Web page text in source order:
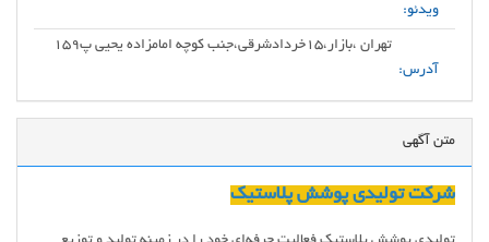
ویدئو:
آدرس:
متن آگهی
شرکت تولیدی پوشش پلاستیک